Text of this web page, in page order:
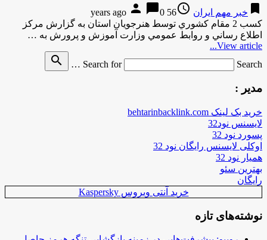
bookmark خبر مهم ایران access_time
56 years ago
person chat_bubble0
كسب 2 مقام كشوري توسط هنرجويان استان به گزارش مركز
اطلاع رساني و روابط عمومي وزارت آموزش و پرورش به …
View article...
Search for
Search …
search
مدیر :
خرید بک لینک behtarinbacklink.com
لایسنس نود32
پسورد نود 32
اوکلی لایسنس رایگان نود 32
همیار نود 32
بهترین سئو
رایگان
خرید آنتی ویروس Kaspersky
نوشته‌های تازه